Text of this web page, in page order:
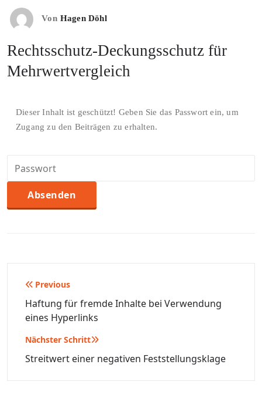
Von Hagen Döhl
Rechtsschutz-Deckungsschutz für
Mehrwertvergleich
Dieser Inhalt ist geschützt! Geben Sie das Passwort ein, um
Zugang zu den Beiträgen zu erhalten.
Beitragsnavigation
Previous
Haftung für fremde Inhalte bei Verwendung
eines Hyperlinks
Nächster Schritt
Streitwert einer negativen Feststellungsklage